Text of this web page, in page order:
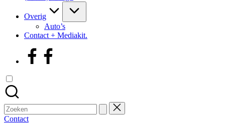
Overig
Auto’s
Contact + Mediakit.
facebook
Zoek
naar:
Contact